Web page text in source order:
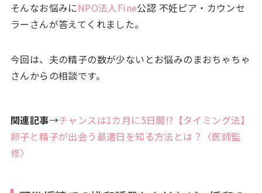
そんなお悩みにNPO法人Fine公認 不妊ピア・カウンセ
ラーさんが答えてくれました。
今回は、夫の精子の数が少ないとお悩みのまおちゃちゃ
さんからの相談です。
関連記事→チャンスは1カ月に5日間!?【タイミング法】
卵子と精子が出会う最適日を知る方法とは？〈医師監
修〉